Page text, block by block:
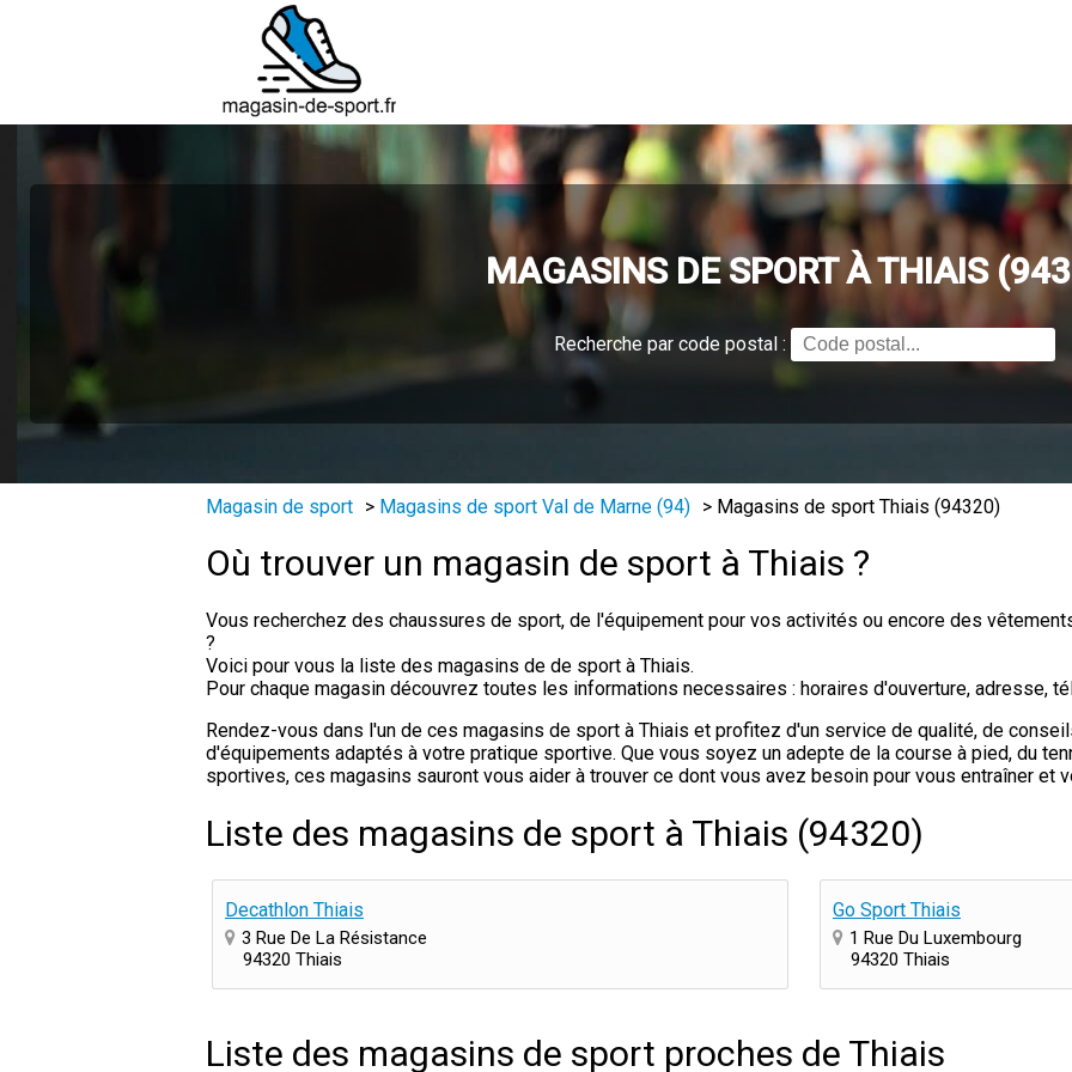
MAGASINS DE SPORT À THIAIS
Recherche par code postal :
Magasin de sport > Magasins de sport Val de Marne (94) > Magasins de sport Thiais (94320)
Où trouver un magasin de sport à Thiais ?
Vous recherchez des chaussures de sport, de l'équipement pour vos activités ou encore des
?
Voici pour vous la liste des magasins de de sport à Thiais.
Pour chaque magasin découvrez toutes les informations necessaires : horaires d'ouverture, adresse,
Rendez-vous dans l'un de ces magasins de sport à Thiais et profitez d'un service de qualité, de
d'équipements adaptés à votre pratique sportive. Que vous soyez un adepte de la course à pied, du
sportives, ces magasins sauront vous aider à trouver ce dont vous avez besoin pour vous entraîner et
Liste des magasins de sport à Thiais (94320)
Decathlon Thiais
3 Rue De La Résistance
94320 Thiais
Go Sport Thiais
1 Rue Du Luxembourg
94320 Thiais
Liste des magasins de sport proches de Thiais